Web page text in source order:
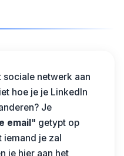
sociale netwerk aan
hoe je je LinkedIn
Je
email" getypt op
iemand je zal
je hier aan het